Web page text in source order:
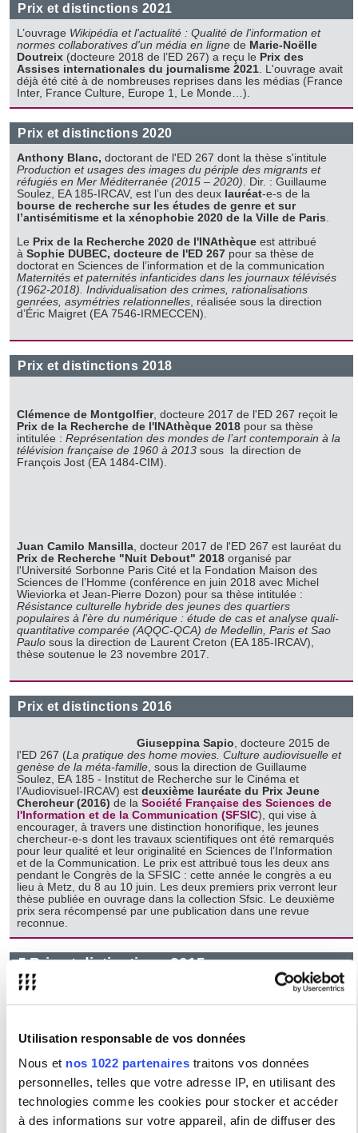
Utilisation responsable de vos données
Nous et nos 1022 partenaires traitons vos données
personnelles, telles que votre adresse IP, en utilisant des
technologies comme les cookies pour stocker et accéder
à des informations sur votre appareil, afin de diffuser des
Prix et distinctions 2021
L’ouvrage Wikipédia et l'actualité : Qualité de l'information et
normes collaboratives d'un média en lignede Marie-Noëlle
Doutreix (docteure 2018 de l’ED 267) a reçu le Prix des
Assises internationales du journalisme 2021. L'ouvrage avait
déjà été cité à de nombreuses reprises dans les médias (France
Inter, France Culture, Europe 1, Le Monde…).
Prix et distinctions 2020
Anthony Blanc,doctorant de l'ED 267 dont la thèse s'intitule
Production et usages des images du périple des migrants et
réfugiés en Mer Méditerranée (2015 – 2020). Dir. : Guillaume
Soulez, EA 185-IRCAV, est l’un des deux lauréat-e-s de la
bourse de recherche sur les études de genre et sur
l’antisémitisme et la xénophobie 2020 de la Ville de Paris.
Le Prix de la Recherche 2020 de l'INAthèque est attribué
àSophie DUBEC, docteure de l'ED 267 pour sa thèse de
doctorat en Sciences de l’information et de la communication
Maternités et paternités infanticides dans les journaux télévisés
(1962-2018). Individualisation des crimes, rationalisations
genrées, asymétries relationnelles, réalisée sous la direction
d’Éric Maigret (EA 7546-IRMECCEN).
Prix et distinctions 2018
Clémence de Montgolfier, docteure 2017 de l'ED 267 reçoit le
Prix de la Recherche de l'INAthèque 2018 pour sa thèse
intitulée :Représentation des mondes de l’art contemporain à la
télévision française de 1960 à 2013 sous la direction de
François Jost (EA 1484-CIM).
Juan Camilo Mansilla, docteur 2017 de l'ED 267 est lauréat du
Prix de Recherche "Nuit Debout" 2018organisé par
l'Université Sorbonne Paris Cité et la Fondation Maison des
Sciences de l’Homme (conférence en juin 2018 avec Michel
Wieviorka et Jean-Pierre Dozon) pour sa thèse intitulée :
Résistance culturelle hybride des jeunes des quartiers
populaires à l'ère du numérique : étude de cas et analyse quali-
quantitative comparée (AQQC-QCA) de Medellin, Paris et Sao
Paulo sous la direction de Laurent Creton (EA 185-IRCAV),
thèse soutenue le 23 novembre 2017.
Prix et distinctions 2016
Giuseppina Sapio, docteure 2015 de
l'ED 267 (La pratique des home movies. Culture audiovisuelle et
genèse de la méta-famille, sous la direction de Guillaume
Soulez, EA 185 - Institut de Recherche sur le Cinéma et
l’Audiovisuel-IRCAV) estdeuxième lauréate du Prix Jeune
Chercheur (2016) de laSociété Française des Sciences de
l'Information et de la Communication (SFSIC), qui vise à
encourager, à travers une distinction honorifique, les jeunes
chercheur-e-s dont les travaux scientifiques ont été remarqués
pour leur qualité et leur originalité en Sciences de l’Information
et de la Communication. Le prix est attribué tous les deux ans
pendant le Congrès de la SFSIC : cette année le congrès a eu
lieu à Metz, du 8 au 10 juin. Les deux premiers prix verront leur
thèse publiée en ouvrage dans la collection Sfsic. Le deuxième
prix sera récompensé par une publication dans une revue
reconnue.
Prix et distinctions 2015
poétique du drame : Beckett auteur-metteur en scène de son
sous la direction de Catherine Naugrette (EA
3959-IRET)
Il obtient également l'un desPrix Louis Forest 2015 de la
Chancellerie des Universités de Parispour sa thèse intitulée
:Pratique et poétique du drame : Beckett auteur-metteur en